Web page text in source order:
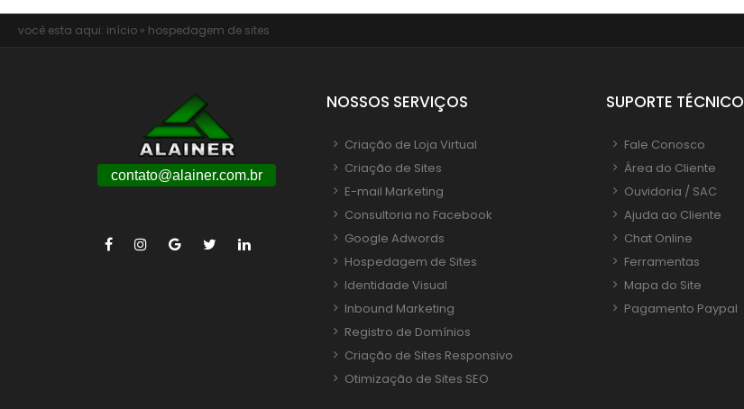
você esta aqui: início » hospedagem de sites
contato@alainer.com.br
NOSSOS SERVIÇOS
Criação de Loja Virtual
Criação de Sites
E-mail Marketing
Consultoria no Facebook
Google Adwords
Hospedagem de Sites
Identidade Visual
Inbound Marketing
Registro de Domínios
Criação de Sites Responsivo
Otimização de Sites SEO
SUPORTE TÉCNICO
Fale Conosco
Área do Cliente
Ouvidoria / SAC
Ajuda ao Cliente
Chat Online
Ferramentas
Mapa do Site
Pagamento Paypal